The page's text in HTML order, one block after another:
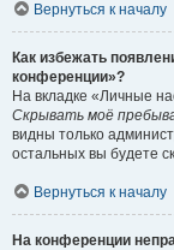
Вернуться к началу
Как избежать
конференции»?
На вкладке «Личные
Скрывать моё
видны только
остальных вы будете
Вернуться к началу
На конференции